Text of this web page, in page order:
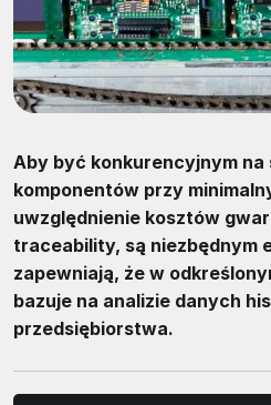
Aby być konkurencyjnym
komponentów przy
uwzględnienie kosztów
traceability, są niezbędnym
zapewniają, że w
bazuje na analizie danych
przedsiębiorstwa.